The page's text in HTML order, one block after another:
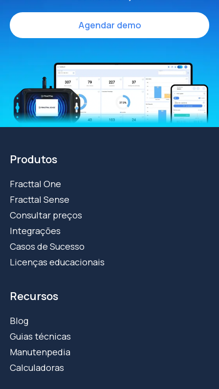
Agendar demo
Produtos
Fracttal One
Fracttal Sense
Consultar preços
Integrações
Casos de Sucesso
Licenças educacionais
Recursos
Blog
Guias técnicas
Manutenpedia
Calculadoras